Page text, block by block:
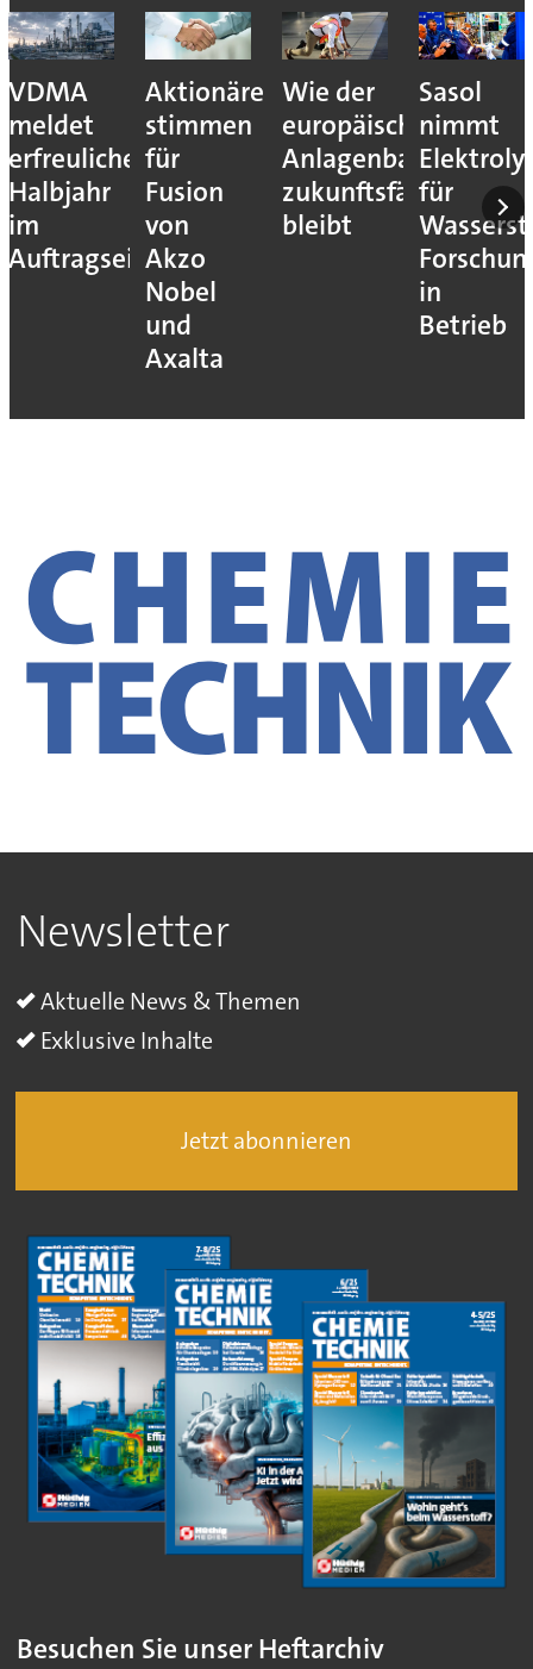
VDMA
meldet
erfreuliches
Halbjahr
im
Auftragseingang
Aktionäre
stimmen
für
Fusion
von
Akzo
Nobel
und
Axalta
Wie der
europäische
Anlagenbau
zukunftsfähig
bleibt
Sasol
nimmt
für
in
Betrieb
Newsletter
Aktuelle News & Themen
Exklusive Inhalte
Jetzt abonnieren
Besuchen Sie unser Heftarchiv